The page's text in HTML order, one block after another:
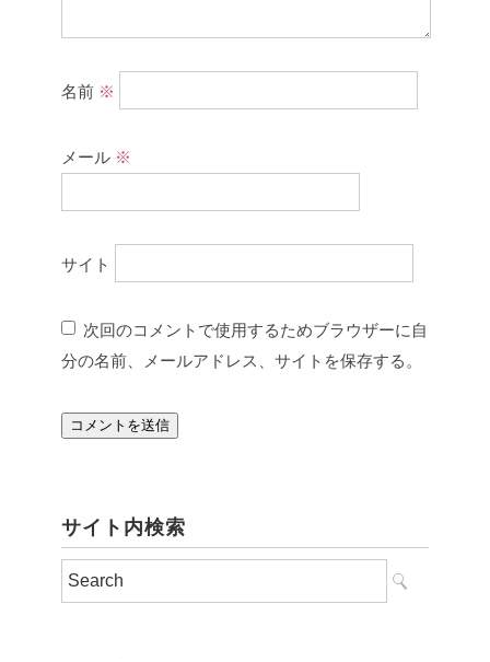
名前 ※
メール ※
サイト
次回のコメントで使用するためブラウザーに自
分の名前、メールアドレス、サイトを保存する。
サイト内検索